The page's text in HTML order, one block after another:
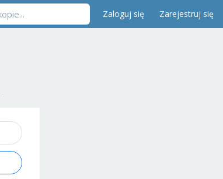
Zaloguj się Zarejestruj się